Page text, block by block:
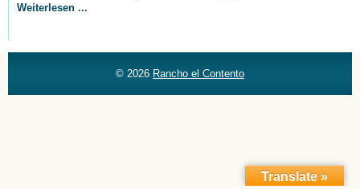
Weiterlesen ...
© 2026 Rancho el Contento
Translate »